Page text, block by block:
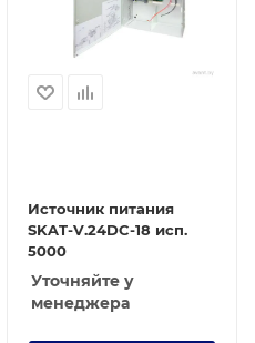
Источник питания
SKAT-V.24DC-18 исп.
5000
Уточняйте у
менеджера